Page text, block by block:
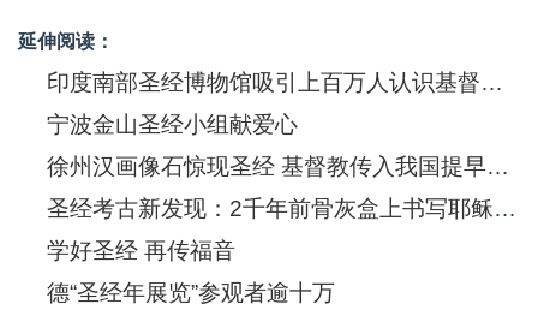
延伸阅读：
印度南部圣经博物馆吸引上百万人认识基督信息
宁波金山圣经小组献爱心
徐州汉画像石惊现圣经 基督教传入我国提早550年
圣经考古新发现：2千年前骨灰盒上书写耶稣(图)
学好圣经 再传福音
德“圣经年展览”参观者逾十万